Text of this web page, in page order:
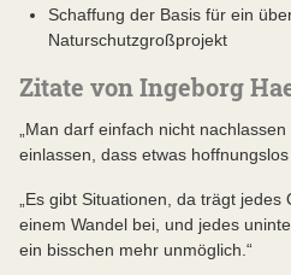
Schaffung der Basis für ein
Naturschutzgroßprojekt
Zitate von Ingeborg
„Man darf einfach nicht
einlassen, dass etwas hoffnungslos
„Es gibt Situationen, da trägt
einem Wandel bei, und jedes
ein bisschen mehr unmöglich.“